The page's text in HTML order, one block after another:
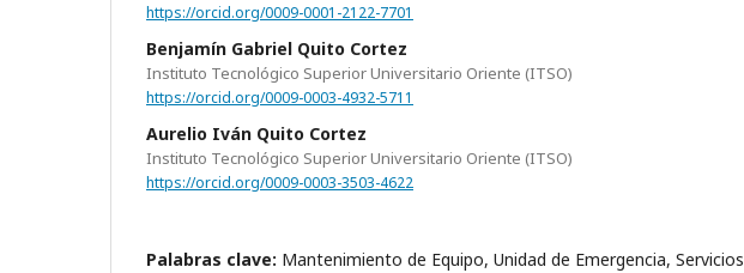
https://orcid.org/0009-0001-2122-7701
Benjamín Gabriel Quito Cortez
Instituto Tecnológico Superior Universitario Oriente (ITSO)
https://orcid.org/0009-0003-4932-5711
Aurelio Iván Quito Cortez
Instituto Tecnológico Superior Universitario Oriente (ITSO)
https://orcid.org/0009-0003-3503-4622
Palabras clave: Mantenimiento de Equipo, Unidad de Emergencia, Servicios